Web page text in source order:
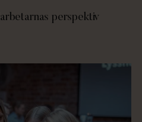
perspektiv